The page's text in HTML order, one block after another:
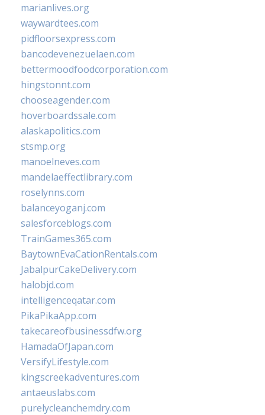
marianlives.org
waywardtees.com
pidfloorsexpress.com
bancodevenezuelaen.com
bettermoodfoodcorporation.com
hingstonnt.com
chooseagender.com
hoverboardssale.com
alaskapolitics.com
stsmp.org
manoelneves.com
mandelaeffectlibrary.com
roselynns.com
balanceyoganj.com
salesforceblogs.com
TrainGames365.com
BaytownEvaCationRentals.com
JabalpurCakeDelivery.com
halobjd.com
intelligenceqatar.com
PikaPikaApp.com
takecareofbusinessdfw.org
HamadaOfJapan.com
VersifyLifestyle.com
kingscreekadventures.com
antaeuslabs.com
purelycleanchemdry.com